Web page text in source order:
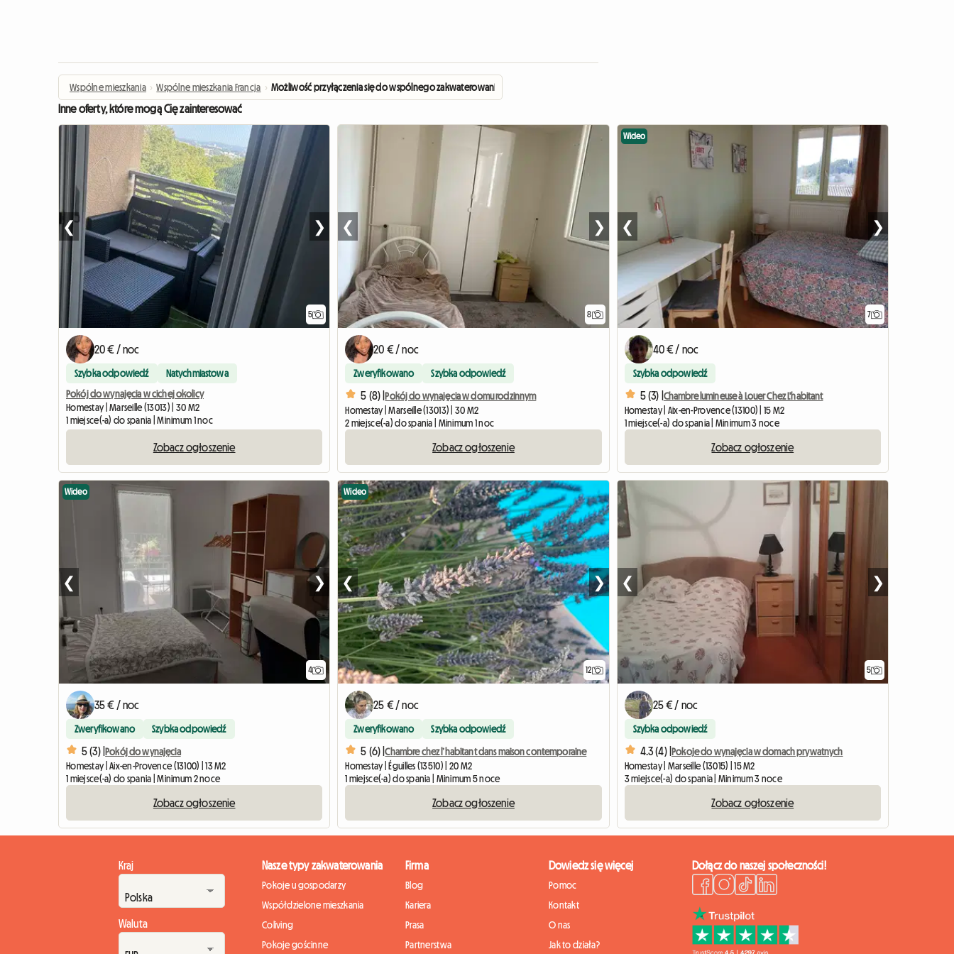
Wspólne mieszkania › Wspólne mieszkania Francja › Możliwość przyłączenia się do wspólnego zakwaterowania :)
Inne oferty, które mogą Cię zainteresować
5
❮ ❯
20 € / noc
Szybka odpowiedź Natychmiastowa
Pokój do wynajęcia w cichej okolicy
Homestay | Marseille (13013) | 30 M2
1 miejsce(-a) do spania | Minimum 1 noc
Zobacz ogłoszenie
8
❮ ❯
20 € / noc
Zweryfikowano Szybka odpowiedź
5 (8) |Pokój do wynajęcia w domu rodzinnym
Homestay | Marseille (13013) | 30 M2
2 miejsce(-a) do spania | Minimum 1 noc
Zobacz ogłoszenie
7
Wideo
❮ ❯
40 € / noc
Szybka odpowiedź
5 (3) | Chambre lumineuse à Louer Chez L'habitant
Homestay | Aix-en-Provence (13100) | 15 M2
1 miejsce(-a) do spania | Minimum 3 noce
Zobacz ogłoszenie
4
Wideo
❮ ❯
35 € / noc
Zweryfikowano Szybka odpowiedź
5 (3) |Pokój do wynajęcia
Homestay | Aix-en-Provence (13100) | 13 M2
1 miejsce(-a) do spania | Minimum 2 noce
Zobacz ogłoszenie
12
Wideo
❮ ❯
25 € / noc
Zweryfikowano Szybka odpowiedź
5 (6) |Chambre chez l’habitant dans maison contemporaine
Homestay | Éguilles (13510) | 20 M2
1 miejsce(-a) do spania | Minimum 5 noce
Zobacz ogłoszenie
5
❮ ❯
25 € / noc
Szybka odpowiedź
4.3 (4) |Pokoje do wynajęcia w domach prywatnych
Homestay | Marseille (13015) | 15 M2
3 miejsce(-a) do spania | Minimum 3 noce
Zobacz ogłoszenie
Kraj
Waluta
Nasze typy zakwaterowania
Pokoje u gospodarzy
Współdzielone mieszkania
Coliving
Pokoje gościnne
Firma
Blog
Kariera
Prasa
Partnerstwa
Dowiedz się więcej
Pomoc
Kontakt
O nas
Jak to działa?
Dołącz do naszej społeczności!